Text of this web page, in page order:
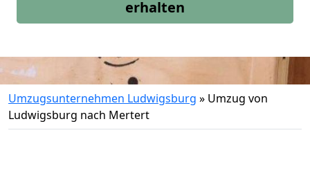
erhalten
Umzugsunternehmen Ludwigsburg » Umzug von
Ludwigsburg nach Mertert